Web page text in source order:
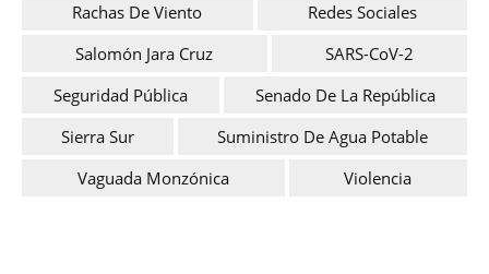
Rachas De Viento
Redes Sociales
Salomón Jara Cruz
SARS-CoV-2
Seguridad Pública
Senado De La República
Sierra Sur
Suministro De Agua Potable
Vaguada Monzónica
Violencia